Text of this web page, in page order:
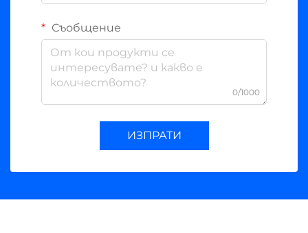
Съобщение
0/1000
ИЗПРАТИ